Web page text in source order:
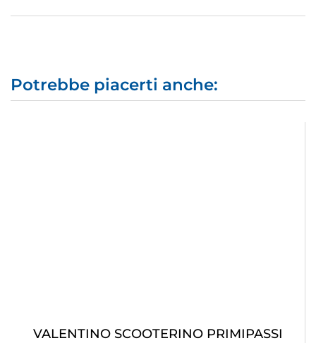
Potrebbe piacerti anche:
VALENTINO SCOOTERINO PRIMIPASSI